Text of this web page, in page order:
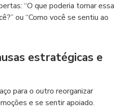
“O que poderia tornar essa
ou “Como você se sentiu ao
estratégicas e
para o outro reorganizar
e se sentir apoiado.